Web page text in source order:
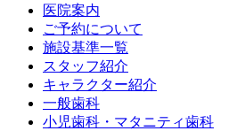
医院案内
ご予約について
施設基準一覧
スタッフ紹介
キャラクター紹介
一般歯科
小児歯科・マタニティ歯科